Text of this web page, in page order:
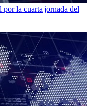
la cuarta jornada del